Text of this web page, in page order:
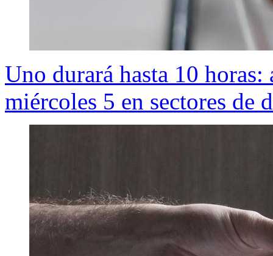
Uno durará hasta 10 horas:
miércoles 5 en sectores de